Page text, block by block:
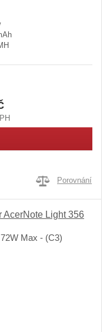
Porovnání
AcerNote Light 356